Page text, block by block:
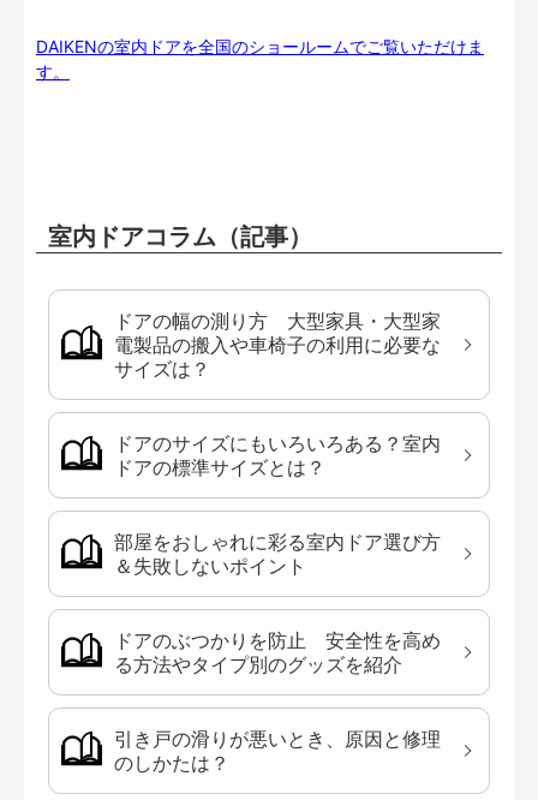
DAIKENの室内ドアを全国のショールームでご覧いただけま
す。
室内ドアコラム（記事）
ドアの幅の測り方 大型家具・大型家
電製品の搬入や車椅子の利用に必要な
サイズは？
ドアのサイズにもいろいろある？室内
ドアの標準サイズとは？
部屋をおしゃれに彩る室内ドア選び方
＆失敗しないポイント
ドアのぶつかりを防止 安全性を高め
る方法やタイプ別のグッズを紹介
引き戸の滑りが悪いとき、原因と修理
のしかたは？